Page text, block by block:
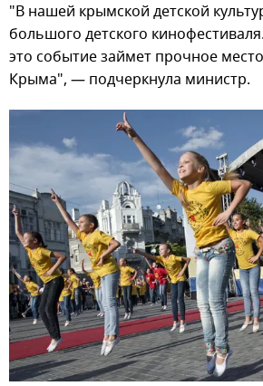
"В нашей крымской детской
большого детского
это событие займет прочное
Крыма", — подчеркнула министр.